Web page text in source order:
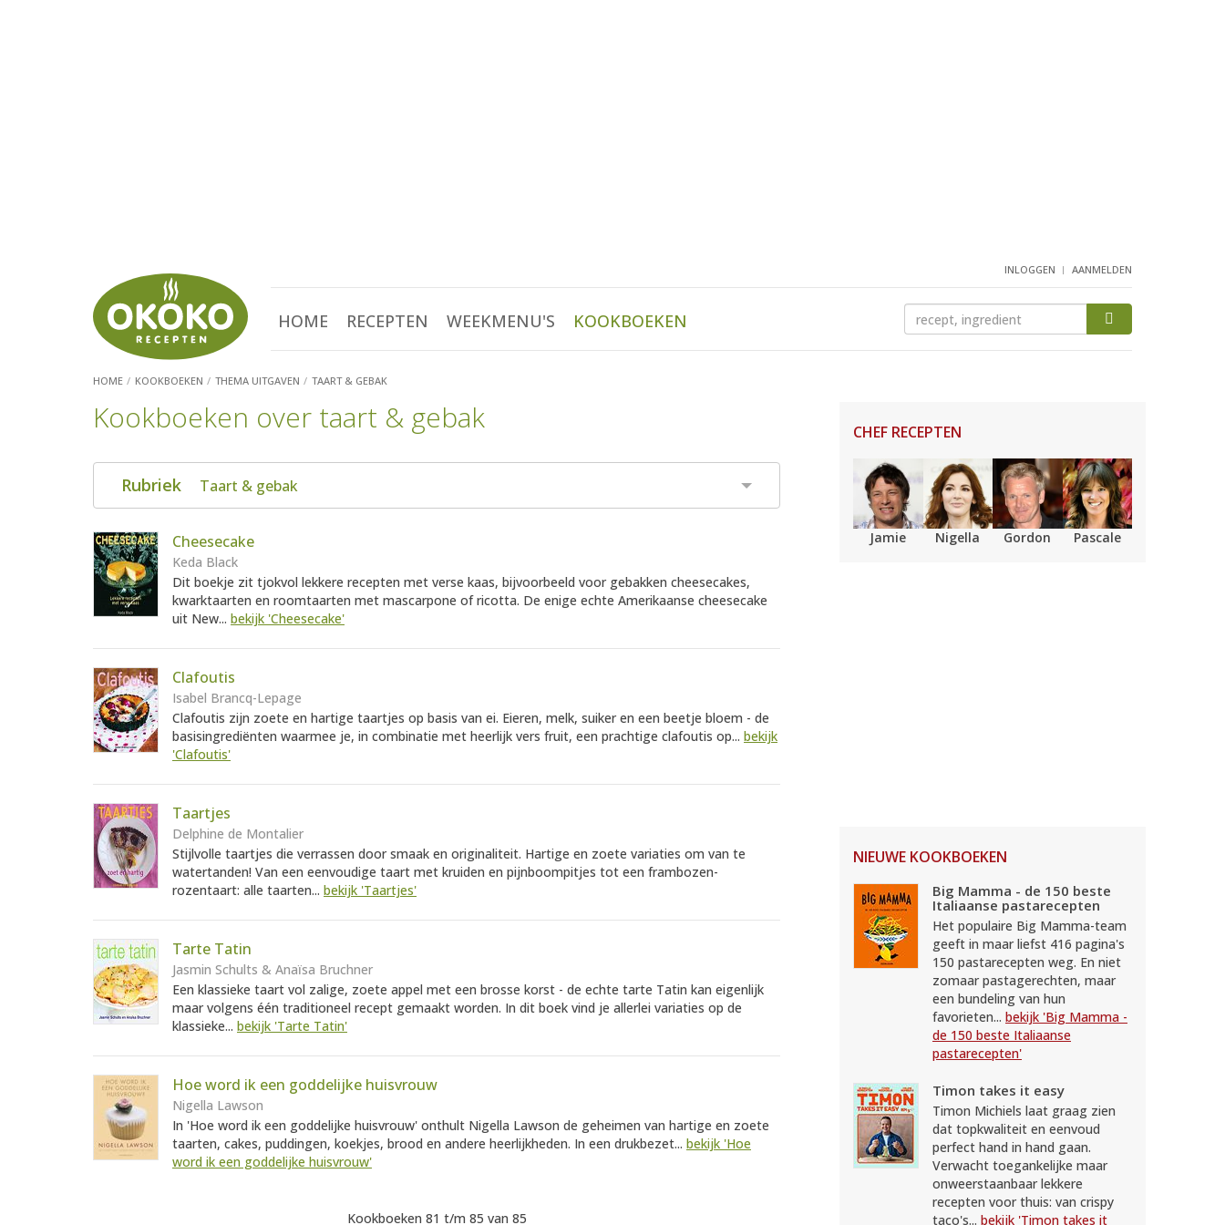
INLOGGEN AANMELDEN
HOME RECEPTEN WEEKMENU'S KOOKBOEKEN
HOME KOOKBOEKEN THEMA UITGAVEN TAART & GEBAK
Kookboeken over taart & gebak
Rubriek Taart & gebak
Cheesecake
Keda Black
Dit boekje zit tjokvol lekkere recepten met verse kaas, bijvoorbeeld voor gebakken cheesecakes,
kwarktaarten en roomtaarten met mascarpone of ricotta. De enige echte Amerikaanse cheesecake
uit New... bekijk 'Cheesecake'
Clafoutis
Isabel Brancq-Lepage
Clafoutis zijn zoete en hartige taartjes op basis van ei. Eieren, melk, suiker en een beetje bloem - de
basisingrediënten waarmee je, in combinatie met heerlijk vers fruit, een prachtige clafoutis op... bekijk
'Clafoutis'
Taartjes
Delphine de Montalier
Stijlvolle taartjes die verrassen door smaak en originaliteit. Hartige en zoete variaties om van te
watertanden! Van een eenvoudige taart met kruiden en pijnboompitjes tot een frambozen-
rozentaart: alle taarten... bekijk 'Taartjes'
Tarte Tatin
Jasmin Schults & Anaïsa Bruchner
Een klassieke taart vol zalige, zoete appel met een brosse korst - de echte tarte Tatin kan eigenlijk
maar volgens één traditioneel recept gemaakt worden. In dit boek vind je allerlei variaties op de
klassieke... bekijk 'Tarte Tatin'
Hoe word ik een goddelijke huisvrouw
Nigella Lawson
In 'Hoe word ik een goddelijke huisvrouw' onthult Nigella Lawson de geheimen van hartige en zoete
taarten, cakes, puddingen, koekjes, brood en andere heerlijkheden. In een drukbezet... bekijk 'Hoe
word ik een goddelijke huisvrouw'
Kookboeken 81 t/m 85 van 85
CHEF RECEPTEN
Jamie Nigella Gordon Pascale
NIEUWE KOOKBOEKEN
Big Mamma - de 150 beste
Italiaanse pastarecepten
Het populaire Big Mamma-team
geeft in maar liefst 416 pagina's
150 pastarecepten weg. En niet
zomaar pastagerechten, maar
een bundeling van hun
favorieten... bekijk 'Big Mamma -
de 150 beste Italiaanse
pastarecepten'
Timon takes it easy
Timon Michiels laat graag zien
dat topkwaliteit en eenvoud
perfect hand in hand gaan.
Verwacht toegankelijke maar
onweerstaanbaar lekkere
recepten voor thuis: van crispy
taco's... bekijk 'Timon takes it